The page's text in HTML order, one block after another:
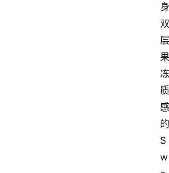
身
双
层
果
冻
质
感
的
S
w